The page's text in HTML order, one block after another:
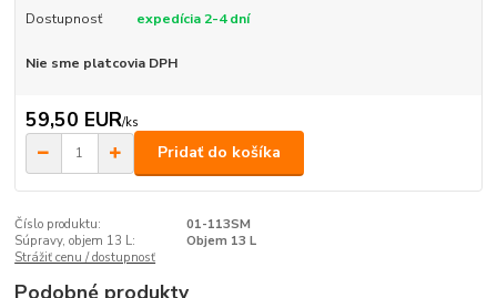
Dostupnosť expedícia 2-4 dní
Nie sme platcovia DPH
59,50 EUR/ks
Pridať do košíka
Číslo produktu:
01-113SM
Súpravy, objem 13 L:
Objem 13 L
Strážiť cenu / dostupnosť
Podobné produkty